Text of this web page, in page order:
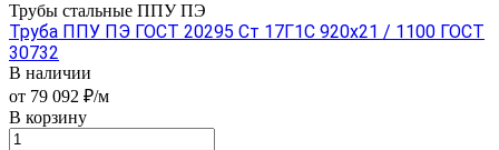
Трубы стальные ППУ ПЭ
Труба ППУ ПЭ ГОСТ 20295 Ст 17Г1С 920x21 / 1100 ГОСТ
30732
В наличии
от 79 092 ₽/м
В корзину